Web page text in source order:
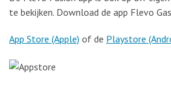
te bekijken. Download de app Flevo
App Store (Apple) of de Playstore